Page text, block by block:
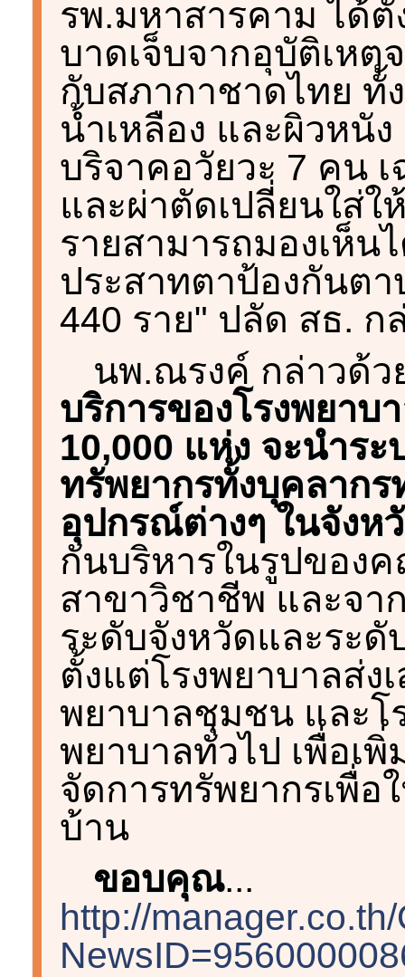
รพ.มหาสารคาม ได้
บาดเจ็บจากอุบัติเหตุ
กับสภากาชาดไทย ทั้
น้ำเหลือง และผิวหนั
บริจาคอวัยวะ 7 คน
และผ่าตัดเปลี่ยนใส่ใ
รายสามารถมองเห็
ประสาทตาป้องกันต
440 ราย" ปลัด สธ. ก
นพ.ณรงค์ กล่าวด้
บริการของโรงพยาบ
10,000 แห่ง จะนำร
ทรัพยากรทั้งบุคลากร
อุปกรณ์ต่างๆ ในจังห
กันบริหารในรูปของ
สาขาวิชาชีพ และจา
ระดับจังหวัดและระดั
ตั้งแต่โรงพยาบาลส่ง
พยาบาลชุมชน และโ
พยาบาลทั่วไป เพื่อเ
จัดการทรัพยากรเพื่อ
บ้าน
ขอบคุณ...
http://